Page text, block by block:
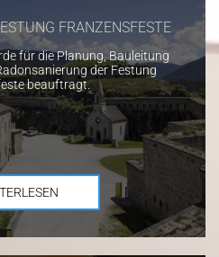
FRANZENSFESTE
für die Planung, Bauleitung
der Festung
beauftragt.